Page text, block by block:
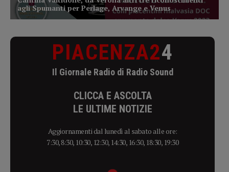
PIACENZA24
Il Giornale Radio di Radio Sound
CLICCA E ASCOLTA
LE ULTIME NOTIZIE
Aggiornamenti dal lunedì al sabato alle ore:
7:30, 8:30, 10:30, 12:30, 14:30, 16:30, 18:30, 19:30